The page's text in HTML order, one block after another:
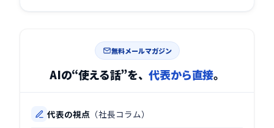
無料メールマガジン
AIの“使える話”を、代表から直接。
代表の視点 （社長コラム）